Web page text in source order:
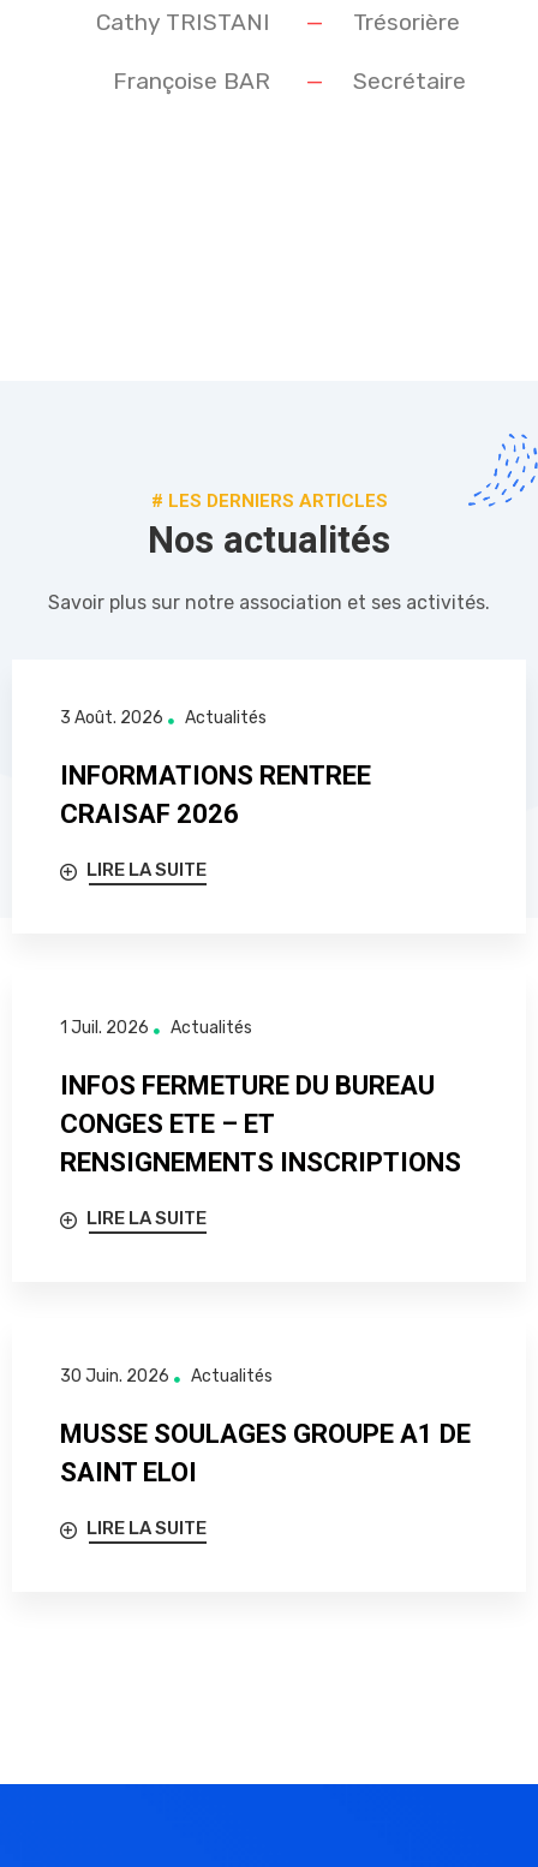
Cathy TRISTANI — Trésorière
Françoise BAR — Secrétaire
# LES DERNIERS ARTICLES
Nos actualités
Savoir plus sur notre association et ses activités.
3 Août. 2026 Actualités
INFORMATIONS RENTREE
CRAISAF 2026
LIRE LA SUITE
1 Juil. 2026 Actualités
INFOS FERMETURE DU BUREAU
CONGES ETE – ET
RENSIGNEMENTS INSCRIPTIONS
LIRE LA SUITE
30 Juin. 2026 Actualités
MUSSE SOULAGES GROUPE A1 DE
SAINT ELOI
LIRE LA SUITE